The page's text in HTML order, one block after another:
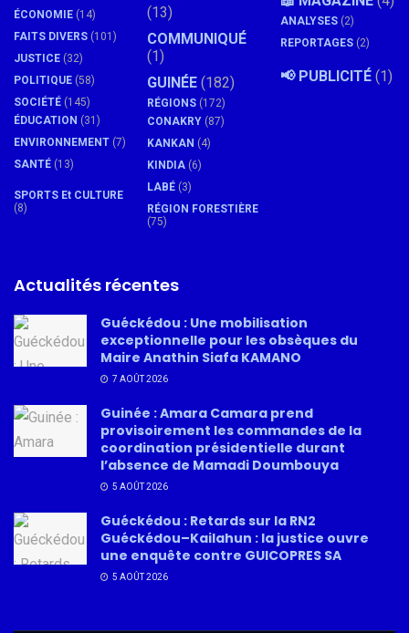
ÉCONOMIE (14)
FAITS DIVERS (101)
JUSTICE (32)
POLITIQUE (58)
SOCIÉTÉ (145)
ÉDUCATION (31)
ENVIRONNEMENT (7)
SANTÉ (13)
SPORTS Et CULTURE
(8)
(13)
COMMUNIQUÉ
(1)
GUINÉE (182)
RÉGIONS (172)
CONAKRY (87)
KANKAN (4)
KINDIA (6)
LABÉ (3)
RÉGION FORESTIÈRE
(75)
ANALYSES (2)
REPORTAGES (2)
📢 PUBLICITÉ (1)
Actualités récentes
Guéckédou : Une mobilisation
exceptionnelle pour les obsèques du
Maire Anathin Siafa KAMANO
7 AOÛT 2026
Guinée : Amara Camara prend
provisoirement les commandes de la
coordination présidentielle durant
l’absence de Mamadi Doumbouya
5 AOÛT 2026
Guéckédou : Retards sur la RN2
Guéckédou–Kailahun : la justice ouvre
une enquête contre GUICOPRES SA
5 AOÛT 2026